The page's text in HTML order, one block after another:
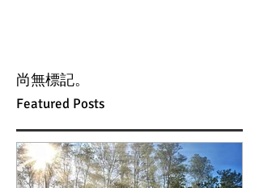
尚無標記。
Featured Posts